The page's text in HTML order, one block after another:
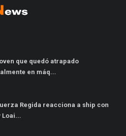
que quedó atrapado
en máq...
Regida reacciona a ship con
Loai...